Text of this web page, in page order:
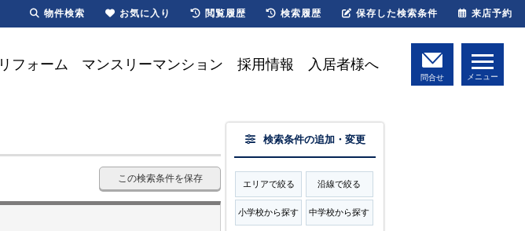
リフォーム マンスリーマンション 採用情報 入居者様へ
問合せ メニュー
この検索条件を保存
検索条件の追加・変更
エリアで絞る 沿線で絞る
小学校から探す 中学校から探す
物件検索 お気に入り 閲覧履歴 検索履歴 保存した検索条件 来店予約